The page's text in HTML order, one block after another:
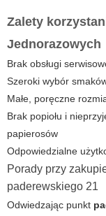
Zalety
Jednorazowych
Brak obsługi
Szeroki wybór
Małe, poręczne
Brak popiołu i
papierosów
Odpowiedzialne
Porady przy
paderewskiego 21
Odwiedzając punkt